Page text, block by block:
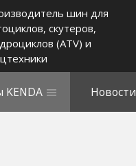
шин для
скутеров,
(ATV) и
Новости